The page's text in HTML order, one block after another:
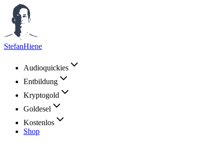
StefanHiene
Audioquickies
Entbildung
Kryptogold
Goldesel
Kostenlos
Shop